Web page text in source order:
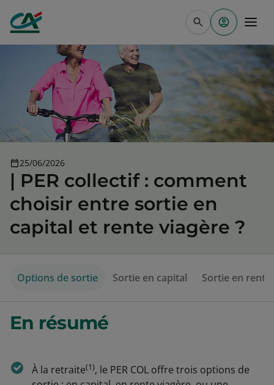
25/06/2026
| PER collectif : comment
choisir entre sortie en
capital et rente viagère ?
Options de sortie Sortie en capital Sortie en rente
En résumé
À la retraite(1), le PER COL offre trois options de